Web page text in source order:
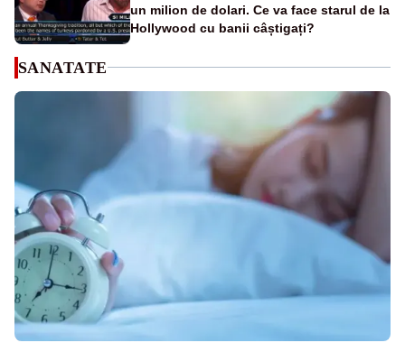
un milion de dolari. Ce va face starul de la
Hollywood cu banii câștigați?
SANATATE